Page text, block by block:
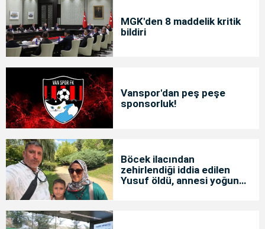
MGK'den 8 maddelik kritik
bildiri
Vanspor'dan peş peşe
sponsorluk!
Böcek ilacından
zehirlendiği iddia edilen
Yusuf öldü, annesi yoğun